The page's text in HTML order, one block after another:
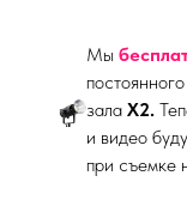
Мы
зала Х2.
и видео
при съемке